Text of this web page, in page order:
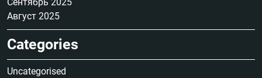
Август 2025
Categories
Uncategorised